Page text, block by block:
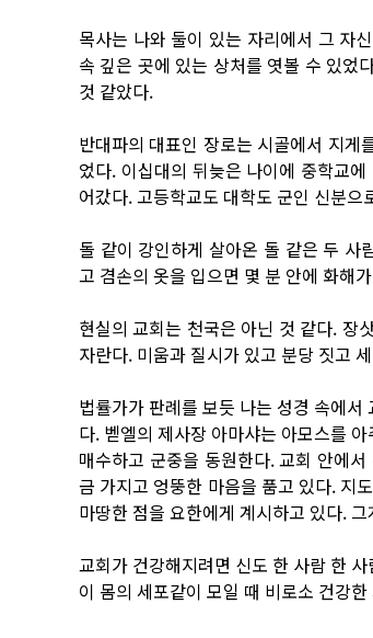
목사는 나와 둘이 있는 자리에서 그 자
속 깊은 곳에 있는 상처를 엿볼 수 있었
것 같았다.
반대파의 대표인 장로는 시골에서 지게
었다. 이십대의 뒤늦은 나이에 중학교
어갔다. 고등학교도 대학도 군인 신분
돌 같이 강인하게 살아온 돌 같은 두 사
고 겸손의 옷을 입으면 몇 분 안에 화해
현실의 교회는 천국은 아닌 것 같다. 장
자란다. 미움과 질시가 있고 분당 짓고
법률가가 판례를 보듯 나는 성경 속에
다. 벧엘의 제사장 아마샤는 아모스를
매수하고 군중을 동원한다. 교회 안에
금 가지고 엉뚱한 마음을 품고 있다. 지
마땅한 점을 요한에게 계시하고 있다.
교회가 건강해지려면 신도 한 사람 한
이 몸의 세포같이 모일 때 비로소 건강